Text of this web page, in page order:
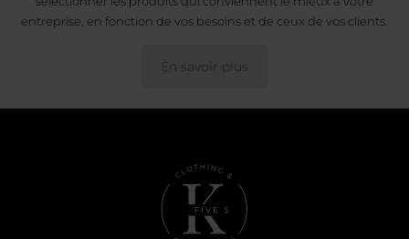
entreprise, en fonction de vos besoins et de ceux de vos clients.
En savoir plus